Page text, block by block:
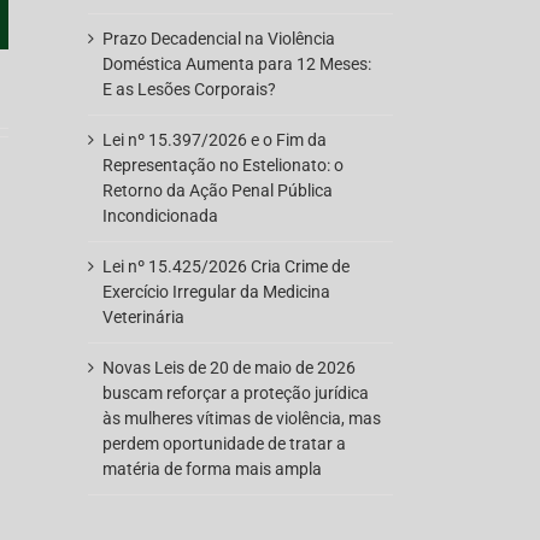
Prazo Decadencial na Violência
Doméstica Aumenta para 12 Meses:
E as Lesões Corporais?
Lei nº 15.397/2026 e o Fim da
Representação no Estelionato: o
Retorno da Ação Penal Pública
Incondicionada
Lei nº 15.425/2026 Cria Crime de
Exercício Irregular da Medicina
Veterinária
Novas Leis de 20 de maio de 2026
buscam reforçar a proteção jurídica
às mulheres vítimas de violência, mas
perdem oportunidade de tratar a
matéria de forma mais ampla